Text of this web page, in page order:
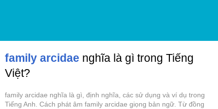
family arcidae nghĩa là gì trong Tiếng
Việt?
family arcidae nghĩa là gì, định nghĩa, các sử dụng và ví dụ trong
Tiếng Anh. Cách phát âm family arcidae giọng bản ngữ. Từ đồng